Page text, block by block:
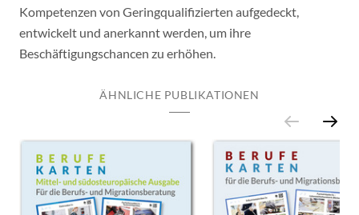
Kompetenzen von Geringqualifizierten aufgedeckt,
entwickelt und anerkannt werden, um ihre
Beschäftigungschancen zu erhöhen.
ÄHNLICHE PUBLIKATIONEN